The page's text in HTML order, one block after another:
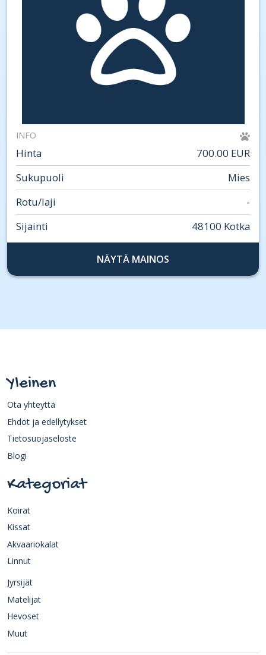
INFO
Hinta
700.00 EUR
Sukupuoli
Mies
Rotu/laji
-
Sijainti
48100 Kotka
NÄYTÄ MAINOS
Yleinen
Ota yhteyttä
Ehdot ja edellytykset
Tietosuojaseloste
Blogi
Kategoriat
Koirat
Kissat
Akvaariokalat
Linnut
Jyrsijät
Matelijat
Hevoset
Muut